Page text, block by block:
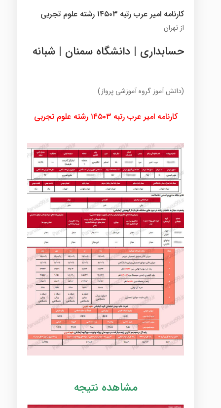
کارنامه امیر عرب رتبه ۱۴۵۰۳ رشته علوم تجربی
از تهران
حسابداری | دانشگاه سمنان | شبانه
(دانش آموز گروه آموزشی پرواز)
کارنامه امیر عرب رتبه ۱۴۵۰۳ رشته علوم تجربی
مشاهده نتیجه